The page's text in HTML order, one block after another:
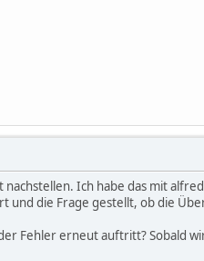
Ich habe das mit
und die Frage gestellt, ob die
Fehler erneut auftritt? Sobald